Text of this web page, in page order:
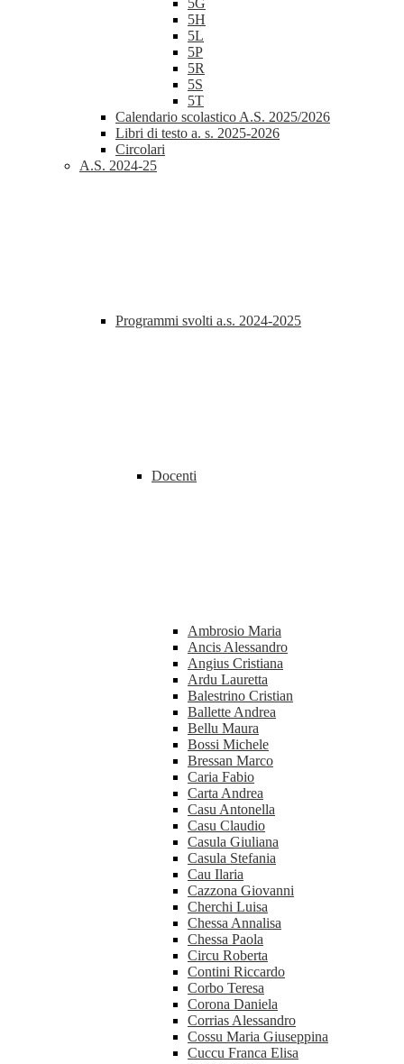
5G
5H
5L
5P
5R
5S
5T
Calendario scolastico A.S. 2025/2026
Libri di testo a. s. 2025-2026
Circolari
A.S. 2024-25
Programmi svolti a.s. 2024-2025
Docenti
Ambrosio Maria
Ancis Alessandro
Angius Cristiana
Ardu Lauretta
Balestrino Cristian
Ballette Andrea
Bellu Maura
Bossi Michele
Bressan Marco
Caria Fabio
Carta Andrea
Casu Antonella
Casu Claudio
Casula Giuliana
Casula Stefania
Cau Ilaria
Cazzona Giovanni
Cherchi Luisa
Chessa Annalisa
Chessa Paola
Circu Roberta
Contini Riccardo
Corbo Teresa
Corona Daniela
Corrias Alessandro
Cossu Maria Giuseppina
Cuccu Franca Elisa